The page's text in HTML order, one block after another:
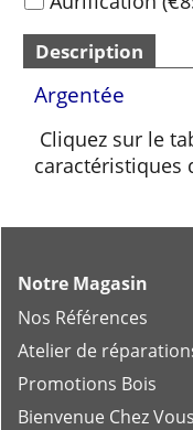
Description
Argentée
Cliquez sur le
caractéristiques
Notre Magasin
Nos Références
Atelier de
Promotions Bois
Bienvenue Chez